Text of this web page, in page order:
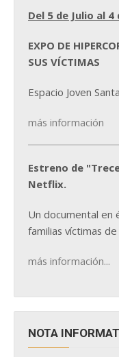
Del 5 de Julio al
EXPO DE
SUS VÍCTIMAS
Espacio Joven
más información
Estreno de
Netflix.
Un documental en
familias víctimas
más información...
NOTA